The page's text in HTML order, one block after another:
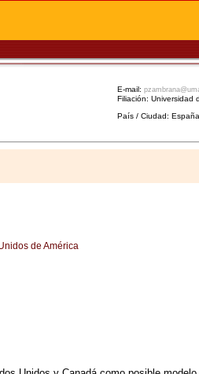
E-mail:
Filiación: Universidad
País / Ciudad:
de América